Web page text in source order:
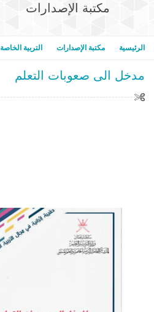
مكتبة الإصدارات
الرئيسية مكتبة الإصدارات التربية الخاصة
مدخل الى صعوبات التعلم